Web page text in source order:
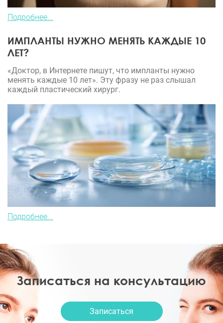
Подробнее...
ИМПЛАНТЫ НУЖНО МЕНЯТЬ КАЖДЫЕ 10
ЛЕТ?
«Доктор, в Интернете пишут, что импланты нужно
менять каждые 10 лет». Эту фразу не раз слышал
каждый пластический хирург.
Подробнее...
Записаться на консультацию
Записаться